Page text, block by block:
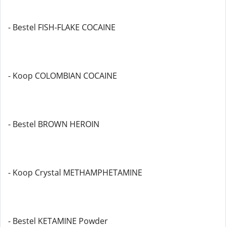
- Bestel FISH-FLAKE COCAINE
- Koop COLOMBIAN COCAINE
- Bestel BROWN HEROIN
- Koop Crystal METHAMPHETAMINE
- Bestel KETAMINE Powder